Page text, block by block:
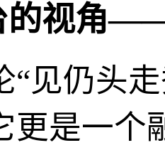
的视角
“见仍头
更是一个